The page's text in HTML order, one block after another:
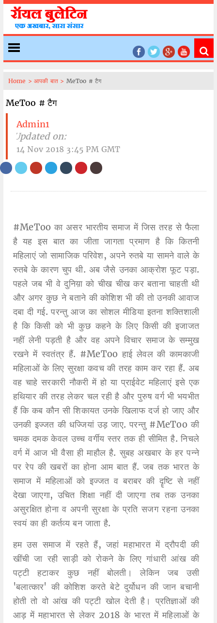
Home > आपकी बात > MeToo # टैग
MeToo # टैग
Admin1
| Updated on:
14 Nov 2018 3:45 PM GMT
#MeToo का असर भारतीय समाज में जिस तरह से फैला
है यह इस बात का जीता जागता प्रमाण है कि कितनी
महिलाएं जो सामाजिक परिवेश, अपने रुतबे या सामने वाले के
रुतबे के कारण चुप थी. अब जैसे उनका आक्रोश फूट पड़ा.
पहले जब भी वे दुनिय़ा को चीख चीख कर बताना चाहती थी
और अगर कुछ ने बताने की कोशिश भी की तो उनकी आवाज
दबा दी गई. परन्तु आज का सोशल मीडिया इतना शक्तिशाली
है कि किसी को भी कुछ कहने के लिए किसी की इजाजत
नहीं लेनी पड़ती है और वह अपने विचार समाज के सम्मुख
रखने में स्वतंत्र हैं. #MeToo हाई लेवल की कामकाजी
महिलाओं के लिए सुरक्षा कवच की तरह काम कर रहा हैं. अब
वह चाहे सरकारी नौकरी में हो या प्राईवेट महिलाएं इसे एक
हथियार की तरह लेकर चल रही है और पुरुष वर्ग भी भयभीत
हैं कि कब कौन सी शिकायत उनके खिलाफ दर्ज हो जाए और
उनकी इज्जत की धज्जियां उड़ जाए. परन्तु #MeToo की
चमक दमक केवल उच्च वर्गीय स्तर तक ही सीमित है. निचले
वर्ग में आज भी वैसा ही माहौल है. सुबह अखबार के हर पन्ने
पर रेप की खबरों का होना आम बात हैं. जब तक भारत के
समाज में महिलाओं को इज्जत व बराबर की दॄष्टि से नहीं
देखा जाएगा, उचित शिक्षा नहीं दी जाएगा तब तक उनका
असुरक्षित होना व अपनी सुरक्षा के प्रति सजग रहना उनका
स्वयं का ही कर्तव्य बन जाता है.
हम उस समाज में रहते हैं, जहां महाभारत में द्रौपदी की
खींची जा रही साड़ी को रोकने के लिए गांधारी आंख की
पट्टी हटाकर कुछ नहीं बोलती। लेकिन जब उसी
'बलात्कार' की कोशिश करते बेटे दुर्योधन की जान बचानी
होती तो वो आंख की पट्टी खोल देती है। प्रतिज्ञाओं की
आड़ में महाभारत से लेकर 2018 के भारत में महिलाओं के